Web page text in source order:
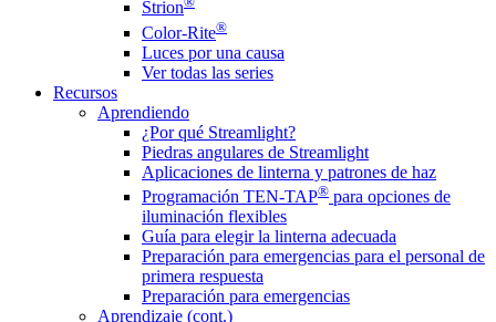
Strion
Color-Rite®
Luces por una causa
Ver todas las series
Recursos
Aprendiendo
¿Por qué Streamlight?
Piedras angulares de Streamlight
Aplicaciones de linterna y patrones de haz
Programación TEN-TAP® para opciones de
iluminación flexibles
Guía para elegir la linterna adecuada
Preparación para emergencias para el personal de
primera respuesta
Preparación para emergencias
Aprendizaje (cont.)